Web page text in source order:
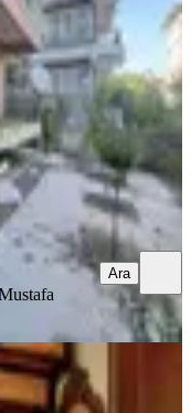
(Zemin)·24.06.2026
Ara
Jakuzili 340 M2,
Daire